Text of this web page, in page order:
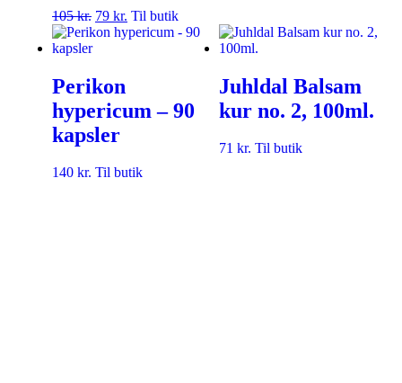
105kr. 79 kr. Til butik
Perikon
hypericum – 90
kapsler
140 kr. Til butik
Juhldal Balsam
kur no. 2, 100ml.
71 kr. Til butik